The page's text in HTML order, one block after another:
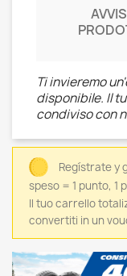
Ti invieremo
disponibile. Il
condiviso con
Regístrate y
speso = 1 punto, 1
Il tuo carrello
convertiti in un